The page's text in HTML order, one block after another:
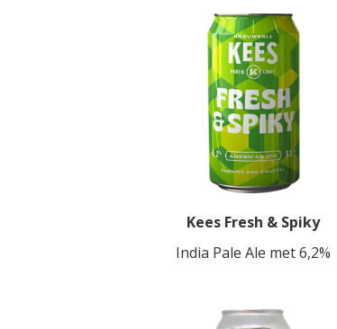
Kees Fresh & Spiky
India Pale Ale met 6,2%